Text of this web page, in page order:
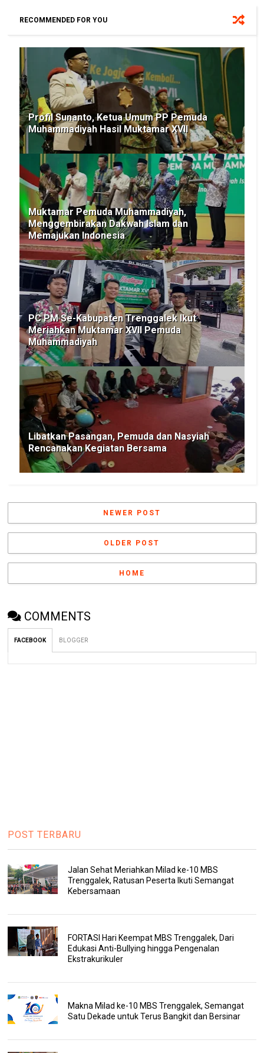
RECOMMENDED FOR YOU
Profil Sunanto, Ketua Umum PP Pemuda
Muhammadiyah Hasil Muktamar XVII
Muktamar Pemuda Muhammadiyah,
Menggembirakan Dakwah Islam dan
Memajukan Indonesia
PC PM Se-Kabupaten Trenggalek Ikut
Meriahkan Muktamar XVII Pemuda
Muhammadiyah
Libatkan Pasangan, Pemuda dan Nasyiah
Rencanakan Kegiatan Bersama
NEWER POST
OLDER POST
HOME
COMMENTS
FACEBOOK BLOGGER
POST TERBARU
Jalan Sehat Meriahkan Milad ke-10 MBS
Trenggalek, Ratusan Peserta Ikuti Semangat
Kebersamaan
FORTASI Hari Keempat MBS Trenggalek, Dari
Edukasi Anti-Bullying hingga Pengenalan
Ekstrakurikuler
Makna Milad ke-10 MBS Trenggalek, Semangat
Satu Dekade untuk Terus Bangkit dan Bersinar